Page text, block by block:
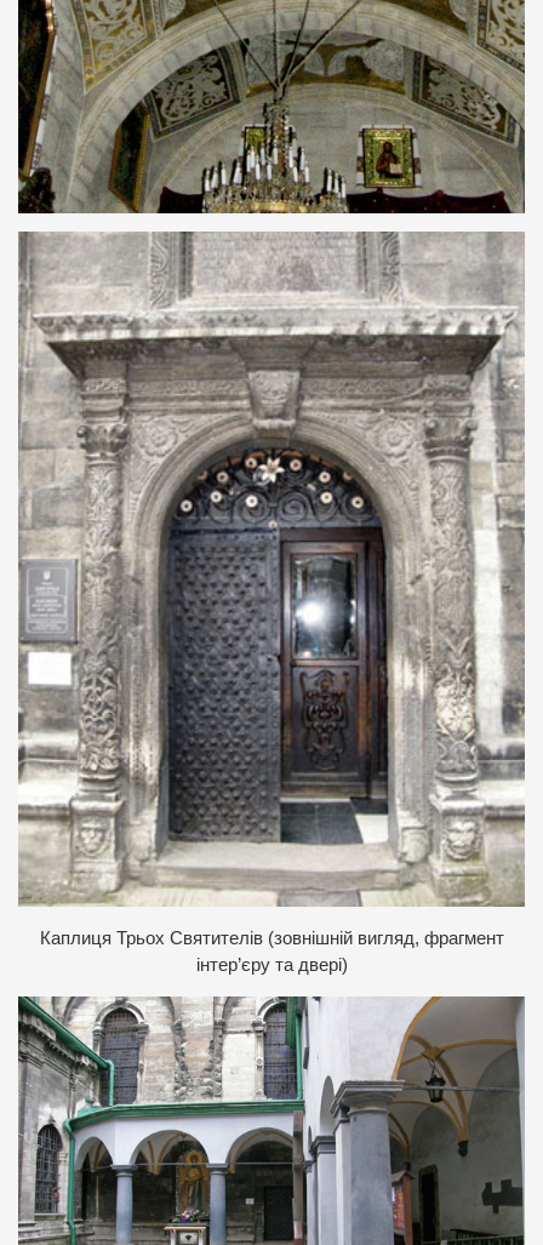
Каплиця Трьох Святителів (зовнішній вигляд, фрагмент
інтер’єру та двері)